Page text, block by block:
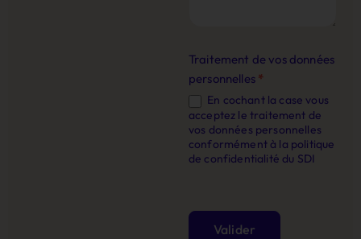
Traitement de vos données
personnelles *
En cochant la case vous
acceptez le traitement de
vos données personnelles
conformément à la politique
de confidentialité du SDI
Valider